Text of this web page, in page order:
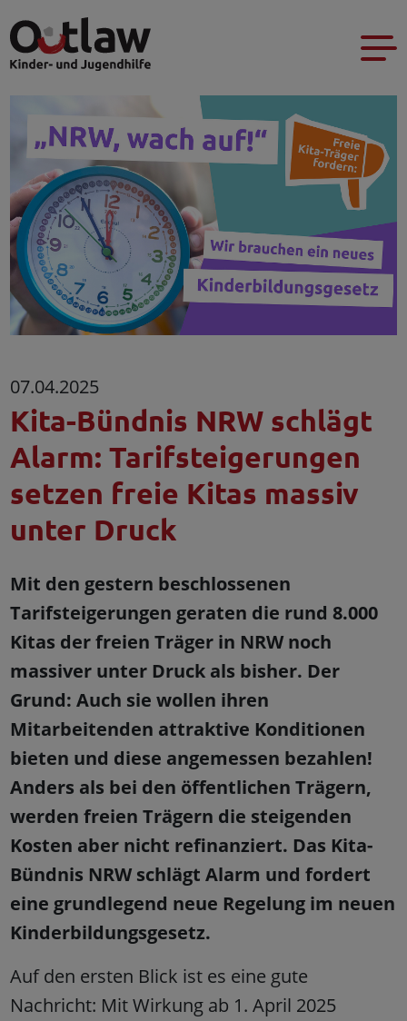
07.04.2025
Kita-Bündnis NRW schlägt
Alarm: Tarifsteigerungen
setzen freie Kitas massiv
unter Druck
Mit den gestern beschlossenen
Tarifsteigerungen geraten die rund 8.000
Kitas der freien Träger in NRW noch
massiver unter Druck als bisher. Der
Grund: Auch sie wollen ihren
Mitarbeitenden attraktive Konditionen
bieten und diese angemessen bezahlen!
Anders als bei den öffentlichen Trägern,
werden freien Trägern die steigenden
Kosten aber nicht refinanziert. Das Kita-
Bündnis NRW schlägt Alarm und fordert
eine grundlegend neue Regelung im neuen
Kinderbildungsgesetz.
Auf den ersten Blick ist es eine gute
Nachricht: Mit Wirkung ab 1. April 2025